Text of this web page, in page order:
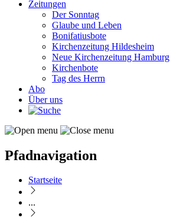
Zeitungen
Der Sonntag
Glaube und Leben
Bonifatiusbote
Kirchenzeitung Hildesheim
Neue Kirchenzeitung Hamburg
Kirchenbote
Tag des Herrn
Abo
Über uns
Pfadnavigation
Startseite
...